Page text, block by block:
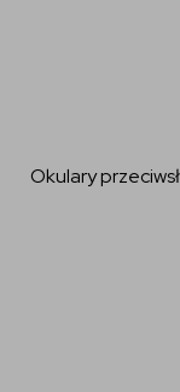
Okulary